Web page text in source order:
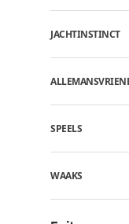
JACHTINSTINCT
SPEELS
WAAKS